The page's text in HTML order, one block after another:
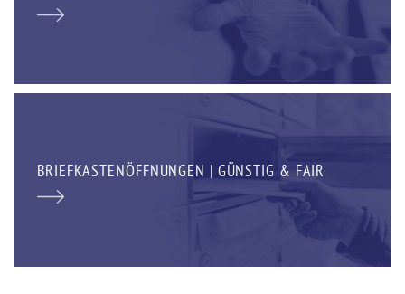
BRIEFKASTENÖFFNUNGEN | GÜNSTIG & FAIR